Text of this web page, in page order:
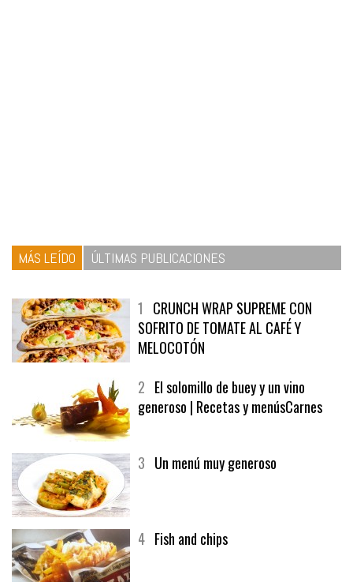
1CRUNCH WRAP SUPREME CON
SOFRITO DE TOMATE AL CAFÉ Y
MELOCOTÓN
2El solomillo de buey y un vino